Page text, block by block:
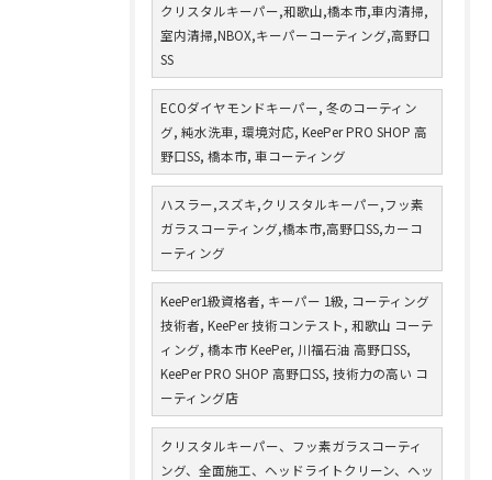
クリスタルキーパー,和歌山,橋本市,車内清掃,
室内清掃,NBOX,キーパーコーティング,高野口
SS
ECOダイヤモンドキーパー, 冬のコーティン
グ, 純水洗車, 環境対応, KeePer PRO SHOP 高
野口SS, 橋本市, 車コーティング
ハスラー,スズキ,クリスタルキーパー,フッ素
ガラスコーティング,橋本市,高野口SS,カーコ
ーティング
KeePer1級資格者, キーパー 1級, コーティング
技術者, KeePer 技術コンテスト, 和歌山 コーテ
ィング, 橋本市 KeePer, 川福石油 高野口SS,
KeePer PRO SHOP 高野口SS, 技術力の高い コ
ーティング店
クリスタルキーパー、フッ素ガラスコーティ
ング、全面施工、ヘッドライトクリーン、ヘッ